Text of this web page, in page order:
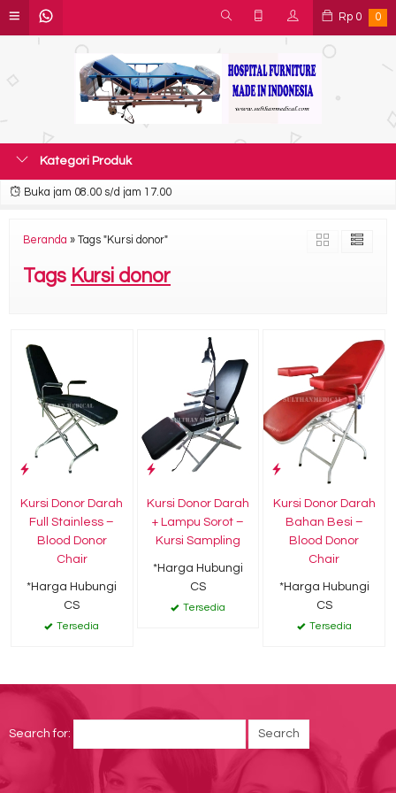
Rp 0 0
Kategori Produk
Buka jam 08.00 s/d jam 17.00
Beranda » Tags "Kursi donor"
Tags Kursi donor
Kursi Donor Darah
Full Stainless –
Blood Donor
Chair
*Harga Hubungi
CS
Tersedia
Kursi Donor Darah
+ Lampu Sorot –
Kursi Sampling
*Harga Hubungi
CS
Tersedia
Kursi Donor Darah
Bahan Besi –
Blood Donor
Chair
*Harga Hubungi
CS
Tersedia
Search for: